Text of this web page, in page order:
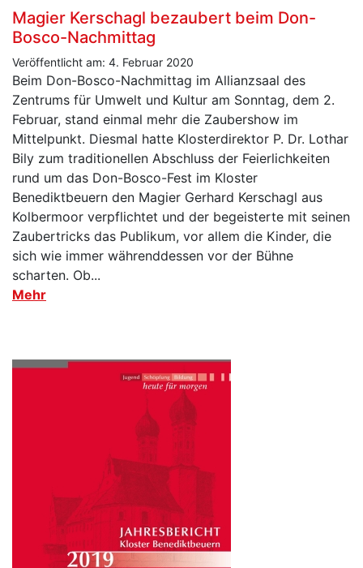
Magier Kerschagl bezaubert beim Don-
Bosco-Nachmittag
Veröffentlicht am: 4. Februar 2020
Beim Don-Bosco-Nachmittag im Allianzsaal des
Zentrums für Umwelt und Kultur am Sonntag, dem 2.
Februar, stand einmal mehr die Zaubershow im
Mittelpunkt. Diesmal hatte Klosterdirektor P. Dr. Lothar
Bily zum traditionellen Abschluss der Feierlichkeiten
rund um das Don-Bosco-Fest im Kloster
Benediktbeuern den Magier Gerhard Kerschagl aus
Kolbermoor verpflichtet und der begeisterte mit seinen
Zaubertricks das Publikum, vor allem die Kinder, die
sich wie immer währenddessen vor der Bühne
scharten. Ob...
Mehr